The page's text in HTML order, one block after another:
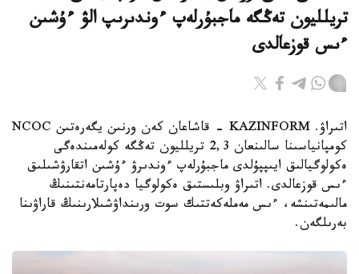
تريلليون تەڭگە ماجبۇرلەپ ءوندىرىپ الۋ ءۇشىن
ءىس قوزعالدى
اتىراۋ. KAZINFORM - قاشاعان كەن ورنىن يگەرەتىن NCOC
كومپانياسىنا سالىنعان 2,3 تريلليون تەڭگە كولەمىندەگى
ەكولوگيالىق ايىپپۇلدى ماجبۇرلەپ ءوندىرۋ ءۇشىن اتقارۋشىلىق
ءىس قوزعالدى. اتىراۋ وبلىستىق ەكولوگيا دەپارتامەنتىنىڭ
مالىمەتىنشە، ءىس مەملەكەتتىك سوت ورىنداۋشىلارىنىڭ قاراۋىنا
بەرىلگەن.